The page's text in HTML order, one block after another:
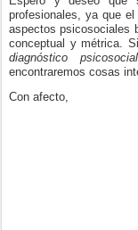
profesionales, ya que
aspectos psicosociales
conceptual y métrica.
diagnóstico
encontraremos cosas
Con afecto,